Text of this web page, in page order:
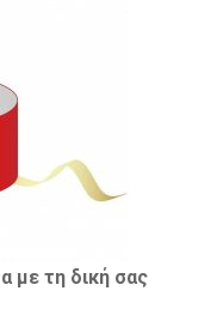
με τη δική σας